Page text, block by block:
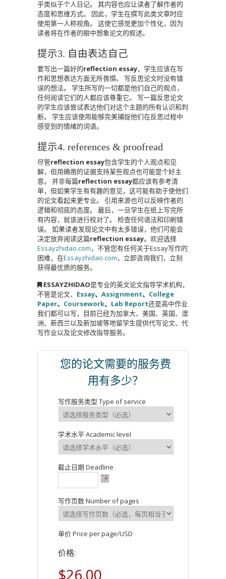
乎类似于个人日记。
其内容也应让读者了解作者的
态度和思维方式。
因此，学生在撰写此类文章时应
使用第一人称视角。
这使它感觉更加个性化，因为
读者将在作者的眼中想象论文的叙述。
提示3. 自由表达自己
要写出一篇好的reflection essay，学生应该在写
作和思想表达方面无所畏惧。
写反思论文时没有错
误的想法。
学生所写的一切都是他们自己的观点，
任何阅读它们的人都应该尊重它。
写一篇反思论文
的学生应该尝试表达他们对这个主题的所有认识和判
断。
学生应该使用能够完美捕捉他们在反思过程中
感受到的情绪的词语。
提示4. references & proofread
尽管reflection essay包含学生的个人观点和见
解，但用确凿的证据支持某些观点也可能是个好主
意。
并非每篇reflection essay都应该有参考清
单，但如果学生有有趣的意见，这可能有助于使他们
的论文看起来更专业。
引用来源也可以反映作者的
逻辑和彻底的态度。
最后，一旦学生在纸上写完所
有内容，就该进行校对了。
检查任何语法和印刷错
误。
如果读者发现论文中有太多错误，他们可能会
决定放弃阅读这篇reflection essay。 欢迎选择
Essayzhidao.com，不管您有任何关于Essay写作的
困难，在Essayzhidao.com，立即咨询我们，立刻
获得最优质的服务。
ESSAYZHIDAO是专业的英文论文指导学术机构，
不管是论文、 Essay、 Assignment、 College
Paper、 Coursework、 Lab Report还是高中作业
我们都可以写，目前已经为加拿大、美国、英国、澳
洲、新西兰以及新加坡等地留学生提供代写论文、代
写作业以及论文修改指导服务。
您的论文需要的服务费
用有多少？
写作服务类型 Type of service
学术水平 Academic level
截止日期 Deadline
写作页数 Number of pages
单价 Price per page/USD
价格:
$26.00